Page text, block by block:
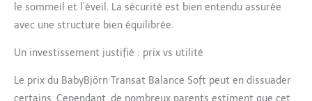
le sommeil et l’éveil. La sécurité est bien entendu assurée
avec une structure bien équilibrée.
Un investissement justifié : prix vs utilité
Le prix du BabyBjörn Transat Balance Soft peut en dissuader
certains. Cependant, de nombreux parents estiment que cet